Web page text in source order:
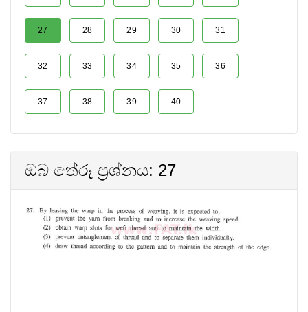
27 28 29 30 31
32 33 34 35 36
37 38 39 40
ඔබ තේරූ ප්‍රශ්නය: 27